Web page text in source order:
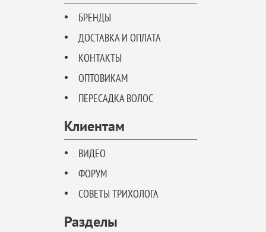
БРЕНДЫ
ДОСТАВКА И ОПЛАТА
КОНТАКТЫ
ОПТОВИКАМ
ПЕРЕСАДКА ВОЛОС
Клиентам
ВИДЕО
ФОРУМ
СОВЕТЫ ТРИХОЛОГА
Разделы